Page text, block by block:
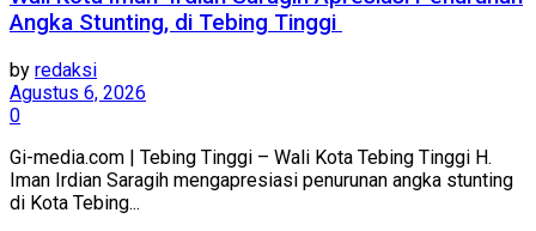
Angka Stunting, di Tebing Tinggi
by redaksi
Agustus 6, 2026
0
Gi-media.com | Tebing Tinggi – Wali Kota Tebing Tinggi H.
Iman Irdian Saragih mengapresiasi penurunan angka stunting
di Kota Tebing...